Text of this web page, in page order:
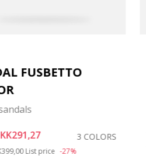
FUSBETTO
3 COLORS
reduced from
to
List price -27%